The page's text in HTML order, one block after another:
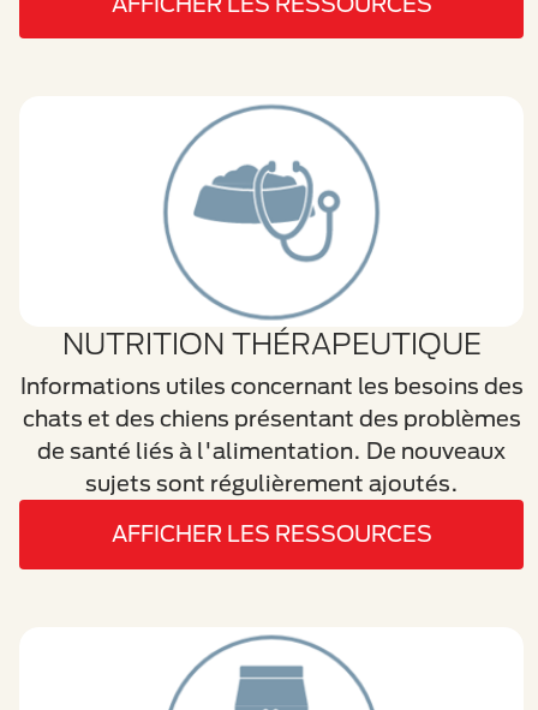
NUTRITION THÉRAPEUTIQUE
Informations utiles concernant les besoins des
chats et des chiens présentant des problèmes
de santé liés à l'alimentation. De nouveaux
sujets sont régulièrement ajoutés.
AFFICHER LES RESSOURCES